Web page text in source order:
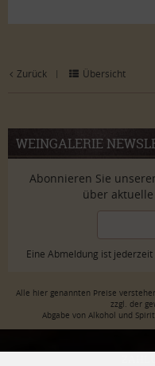
Zurück | Übersicht
WEINGALERIE
Abonnieren Sie
über
Eine Abmeldung ist
Alle hier genannten Preise
zzgl. der
Abgabe von Alkohol und